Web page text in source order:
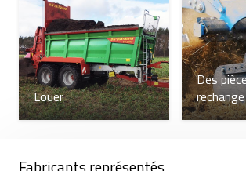
disposition permet de niveler même
irrégularités.
Le populaire germoir porté
de 3 m est idéal pour les exploitations
disposant pas de tracteur puissant.
Louer
Des
rechange